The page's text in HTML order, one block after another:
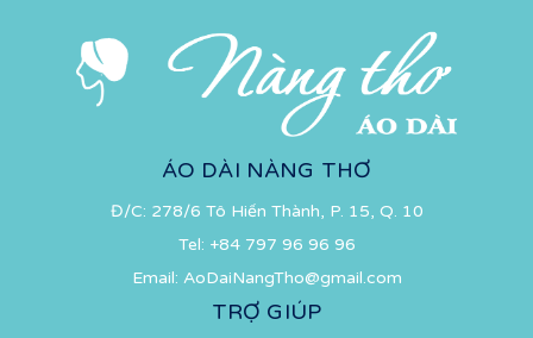
ÁO DÀI NÀNG THƠ
Đ/C: 278/6 Tô Hiến Thành, P. 15, Q. 10
Tel: +84 797 96 96 96
Email: AoDaiNangTho@gmail.com
TRỢ GIÚP